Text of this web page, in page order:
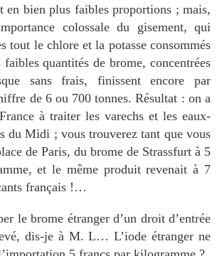
en bien plus faibles proportions ; mais,
colossale du gisement, qui
tout le chlore et la potasse consommés
quantités de brome, concentrées
sans frais, finissent encore par
de 6 ou 700 tonnes. Résultat : on a
à traiter les varechs et les eaux-
du Midi ; vous trouverez tant que vous
de Paris, du brome de Strassfurt à 5
et le même produit revenait à 7
français !…
le brome étranger d’un droit d’entrée
dis-je à M. L… L’iode étranger ne